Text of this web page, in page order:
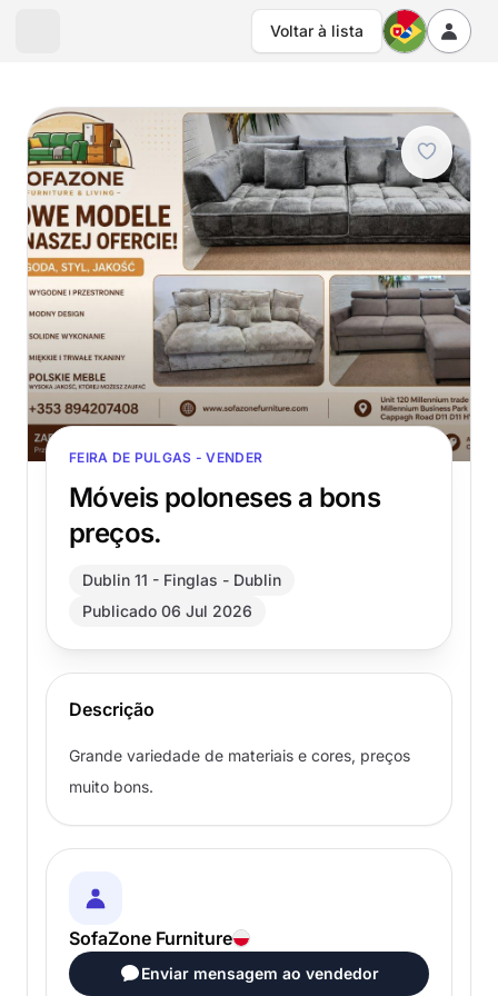
Voltar à lista
FEIRA DE PULGAS - VENDER
Móveis poloneses a bons
preços.
Dublin 11 - Finglas - Dublin
Publicado 06 Jul 2026
Descrição
Grande variedade de materiais e cores, preços
muito bons.
SofaZone Furniture
Enviar mensagem ao vendedor